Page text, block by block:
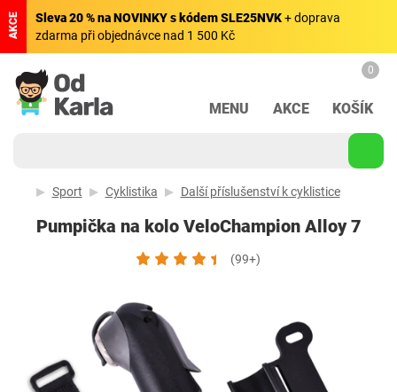
AKCE Sleva 20 % na NOVINKY s kódem SLE25NVK+ doprava
zdarma při objednávce nad 1 500 Kč
MENU AKCE
0
KOŠÍK
Sport Cyklistika Další příslušenství k cyklistice
Pumpička na kolo VeloChampion Alloy 7
(99+)